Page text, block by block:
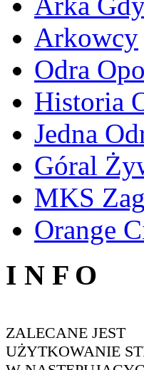
Arkowcy
Odra
Historia
Jedna
Góral
MKS
Orange
I N F O
ZALECANE JEST
UŻYTKOWANIE